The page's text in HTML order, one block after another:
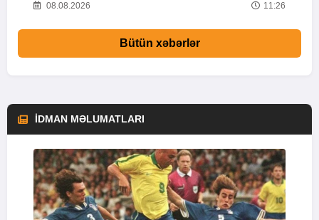
08.08.2026 11:26
Bütün xəbərlər
İDMAN MƏLUMATLARI